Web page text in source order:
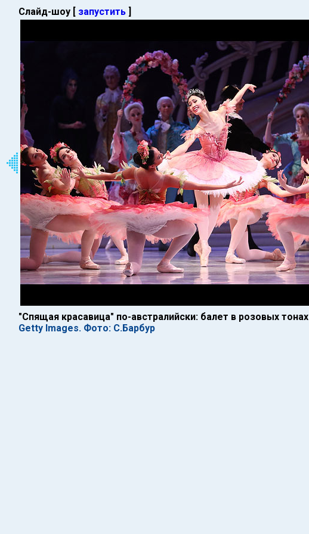
Слайд-шоу [ запустить ]
"Спящая красавица" по-австралийски: балет в розовых тонах
Getty Images. Фото: С.Барбур